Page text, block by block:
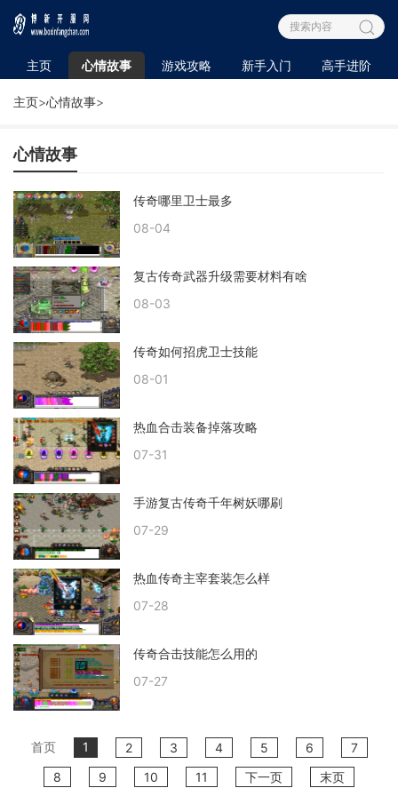
主页 心情故事 游戏攻略 新手入门 高手进阶
主页>心情故事>
心情故事
传奇哪里卫士最多
08-04
复古传奇武器升级需要材料有啥
08-03
传奇如何招虎卫士技能
08-01
热血合击装备掉落攻略
07-31
手游复古传奇千年树妖哪刷
07-29
热血传奇主宰套装怎么样
07-28
传奇合击技能怎么用的
07-27
首页 1 2 3 4 5 6
7
8
9 10 11 下一页 末页